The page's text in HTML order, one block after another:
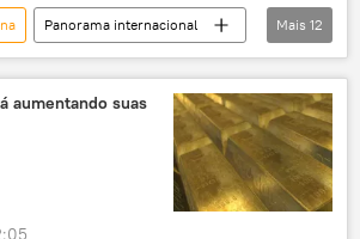
Panorama internacional
Economia
desdolarização
Mais 12
aumentando suas